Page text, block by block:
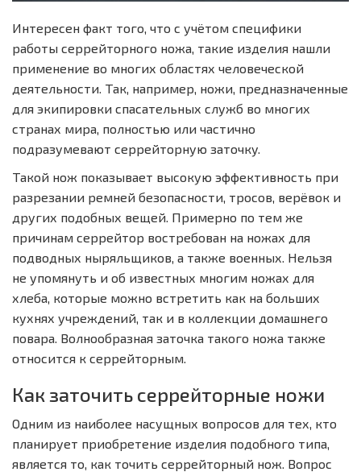
Интересен факт того, что с учётом специфики
работы серрейторного ножа, такие изделия нашли
применение во многих областях человеческой
деятельности. Так, например, ножи, предназначенные
для экипировки спасательных служб во многих
странах мира, полностью или частично
подразумевают серрейторную заточку.
Такой нож показывает высокую эффективность при
разрезании ремней безопасности, тросов, верёвок и
других подобных вещей. Примерно по тем же
причинам серрейтор востребован на ножах для
подводных ныряльщиков, а также военных. Нельзя
не упомянуть и об известных многим ножах для
хлеба, которые можно встретить как на больших
кухнях учреждений, так и в коллекции домашнего
повара. Волнообразная заточка такого ножа также
относится к серрейторным.
Как заточить серрейторные ножи
Одним из наиболее насущных вопросов для тех, кто
планирует приобретение изделия подобного типа,
является то, как точить серрейторный нож. Вопрос